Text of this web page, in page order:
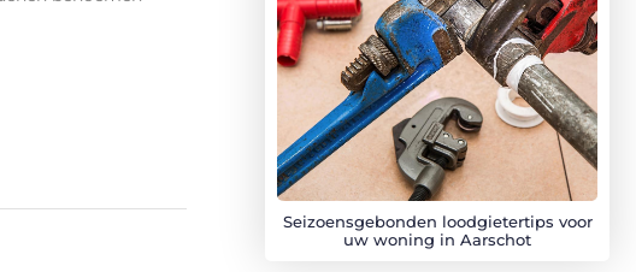
Seizoensgebonden loodgietertips voor
uw woning in Aarschot